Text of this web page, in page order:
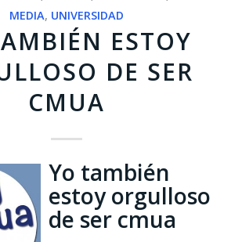
MEDIA, UNIVERSIDAD
ESTOY
DE SER
CMUA
Yo también
estoy orgulloso
de ser cmua